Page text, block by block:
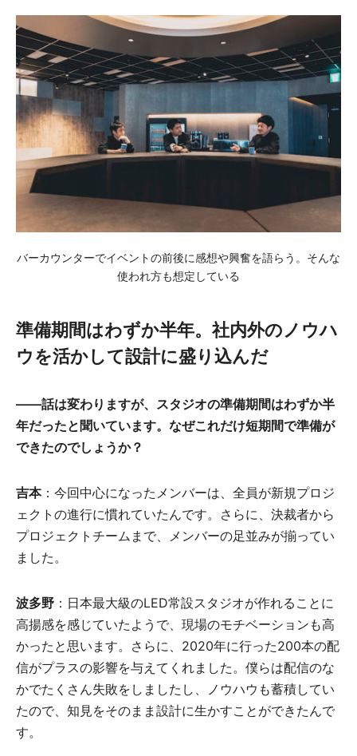
バーカウンターでイベントの前後に感想や興奮を語らう。そんな
使われ方も想定している
準備期間はわずか半年。社内外のノウハ
ウを活かして設計に盛り込んだ
――話は変わりますが、スタジオの準備期間はわずか半
年だったと聞いています。なぜこれだけ短期間で準備が
できたのでしょうか？
吉本：今回中心になったメンバーは、全員が新規プロジ
ェクトの進行に慣れていたんです。さらに、決裁者から
プロジェクトチームまで、メンバーの足並みが揃ってい
ました。
波多野 ：日本最大級のLED常設スタジオが作れることに
高揚感を感じていたようで、現場のモチベーションも高
かったと思います。さらに、2020年に行った200本の配
信がプラスの影響を与えてくれました。僕らは配信のな
かでたくさん失敗をしましたし、ノウハウも蓄積してい
たので、知見をそのまま設計に生かすことができたんで
す。